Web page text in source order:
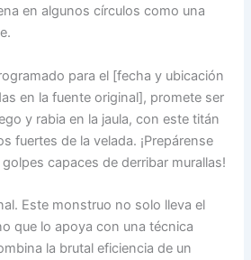
en algunos círculos como una
para el [fecha y ubicación
en la fuente original], promete ser
y rabia en la jaula, con este titán
fuertes de la velada. ¡Prepárense
capaces de derribar murallas!
Este monstruo no solo lleva el
que lo apoya con una técnica
la brutal eficiencia de un